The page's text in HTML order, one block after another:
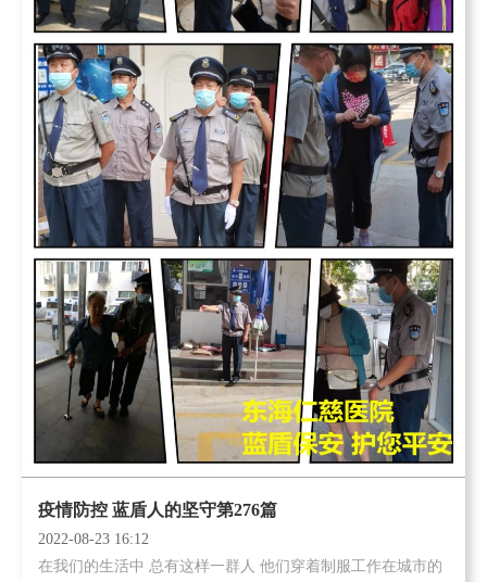
疫情防控 蓝盾人的坚守第276篇
2022-08-23 16:12
在我们的生活中 总有这样一群人 他们穿着制服工作在城市的